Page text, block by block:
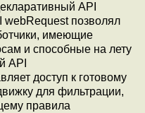
API
webRequest позволял
имеющие
и способные на лету
API
доступ к готовому
для фильтрации,
правила